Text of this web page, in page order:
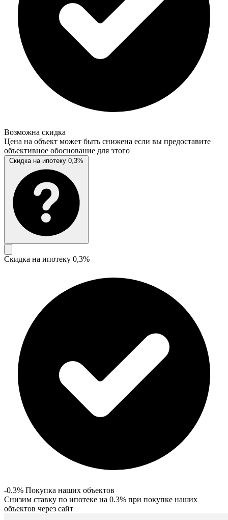
Возможна скидка
Цена на объект может быть снижена если вы предоставите
объективное обоснование для этого
Скидка на ипотеку 0,3%
Скидка на ипотеку 0,3%
-0.3% Покупка наших объектов
Снизим ставку по ипотеке на 0.3% при покупке наших
объектов через сайт